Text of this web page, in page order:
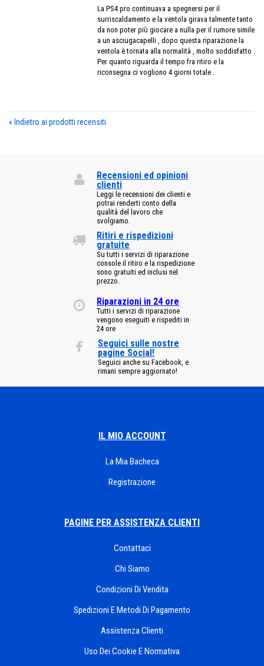
La PS4 pro continuava a spegnersi per il
surriscaldamento e la ventola girava talmente tanto
da non poter più giocare a nulla per il rumore simile
a un asciugacapelli , dopo questa riparazione la
ventola è tornata alla normalità , molto soddisfatto .
Per quanto riguarda il tempo fra ritiro e la
riconsegna ci vogliono 4 giorni totale .
« Indietro ai prodotti recensiti
Recensioni ed opinioni
clienti
Leggi le recensioni dei clienti e
potrai renderti conto della
qualità del lavoro che
svolgiamo.
Ritiri e rispedizioni
gratuite
Su tutti i servizi di riparazione
console il ritiro e la rispedizione
sono gratuiti ed inclusi nel
prezzo.
Riparazioni in 24 ore
Tutti i servizi di riparazione
vengono eseguiti e rispediti in
24 ore
Seguici sulle nostre
pagine Social!
Seguici anche su Facebook, e
rimani sempre aggiornato!
IL MIO ACCOUNT
La Mia Bacheca
Registrazione
PAGINE PER ASSISTENZA CLIENTI
Contattaci
Chi Siamo
Condizioni Di Vendita
Spedizioni E Metodi Di Pagamento
Assistenza Clienti
Uso Dei Cookie E Normativa